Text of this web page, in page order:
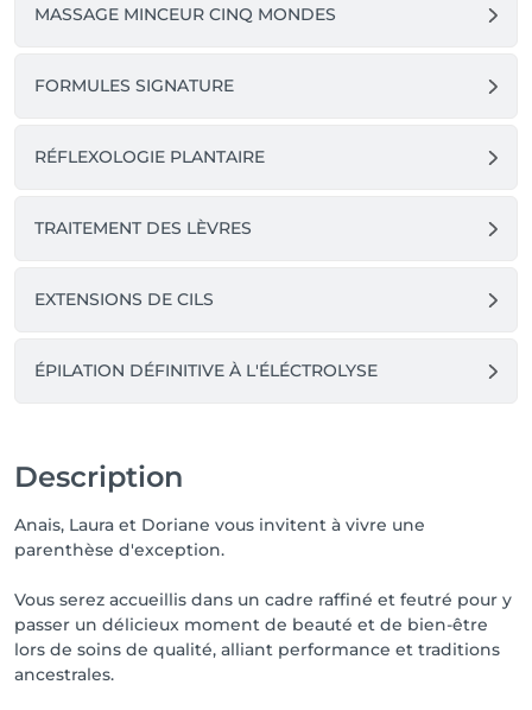
MASSAGE MINCEUR CINQ MONDES
FORMULES SIGNATURE
RÉFLEXOLOGIE PLANTAIRE
TRAITEMENT DES LÈVRES
EXTENSIONS DE CILS
ÉPILATION DÉFINITIVE À L'ÉLÉCTROLYSE
Description
Anais, Laura et Doriane vous invitent à vivre une
parenthèse d'exception.
Vous serez accueillis dans un cadre raffiné et feutré pour y
passer un délicieux moment de beauté et de bien-être
lors de soins de qualité, alliant performance et traditions
ancestrales.